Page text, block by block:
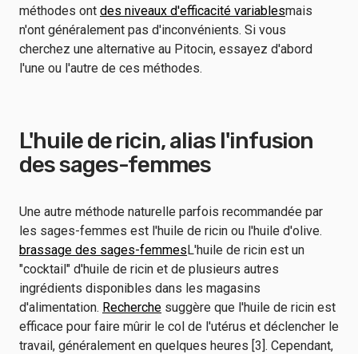
méthodes ont des niveaux d'efficacité variablesmais
n'ont généralement pas d'inconvénients. Si vous
cherchez une alternative au Pitocin, essayez d'abord
l'une ou l'autre de ces méthodes.
L'huile de ricin, alias l'infusion
des sages-femmes
Une autre méthode naturelle parfois recommandée par
les sages-femmes est l'huile de ricin ou l'huile d'olive.
brassage des sages-femmesL'huile de ricin est un
"cocktail" d'huile de ricin et de plusieurs autres
ingrédients disponibles dans les magasins
d'alimentation. Recherche suggère que l'huile de ricin est
efficace pour faire mûrir le col de l'utérus et déclencher le
travail, généralement en quelques heures [3]. Cependant,